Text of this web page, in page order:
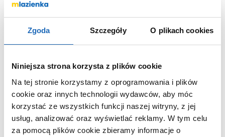
Zgoda Szczegóły O plikach cookies
Niniejsza strona korzysta z plików cookie
Na tej stronie korzystamy z oprogramowania i plików
cookie oraz innych technologii wydawców, aby móc
korzystać ze wszystkich funkcji naszej witryny, z jej
usług, analizować oraz wyświetlać reklamy. W tym celu
za pomocą plików cookie zbieramy informacje o
Kształt
prostokątny
Kolor
kompozytowy
Dłuższy bok
140 cm
Krótszy bok
90 cm
Kod EAN
5902627746024